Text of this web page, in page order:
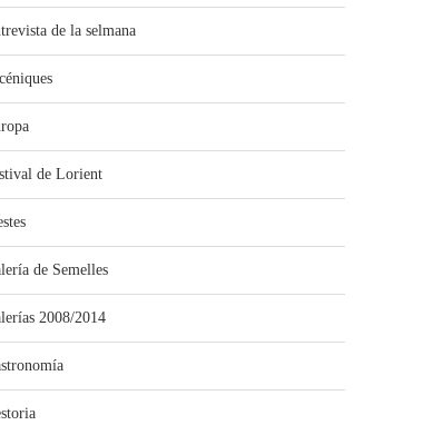
de la selmana
de Lorient
de Semelles
2008/2014